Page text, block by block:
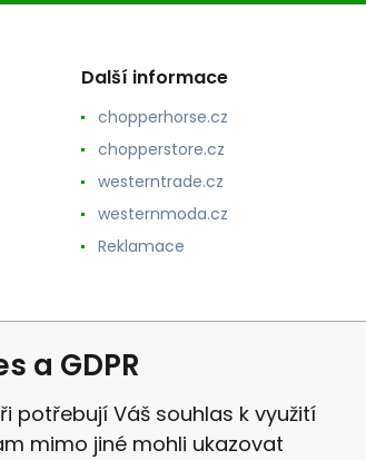
Další informace
chopperhorse.cz
chopperstore.cz
westerntrade.cz
westernmoda.cz
Reklamace
a GDPR
potřebují Váš souhlas k využití
mimo jiné mohli ukazovat